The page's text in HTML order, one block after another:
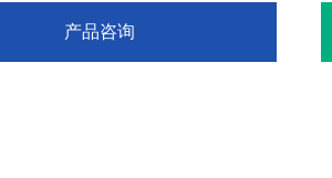
产品咨询